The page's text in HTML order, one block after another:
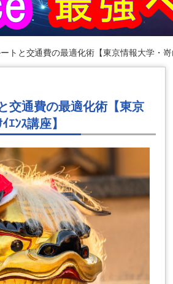
トと交通費の最適化術【東京情報大学・嵜
交通費の最適化術【東京
ﾝｽ講座】